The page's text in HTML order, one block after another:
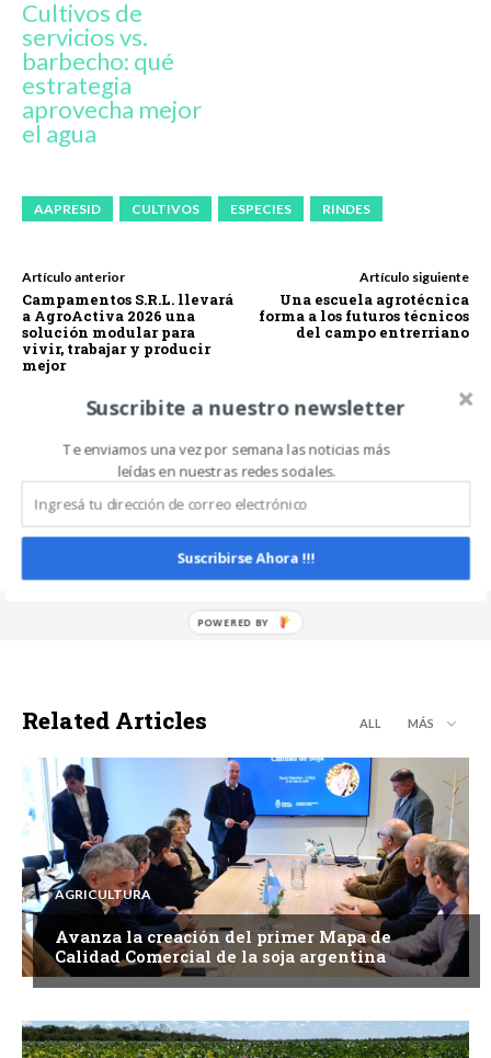
Cultivos de
servicios vs.
barbecho: qué
estrategia
aprovecha mejor
el agua
AAPRESID CULTIVOS ESPECIES RINDES
Artículo anterior
Campamentos S.R.L. llevará
a AgroActiva 2026 una
solución modular para
vivir, trabajar y producir
mejor
Artículo siguiente
Una escuela agrotécnica
forma a los futuros técnicos
del campo entrerriano
Carlos Oliveira Espil
https://www.noticiasdecampo.com/
Related Articles ALL MÁS
AGRICULTURA
Avanza la creación del primer Mapa de
Calidad Comercial de la soja argentina
Suscribite a nuestro newsletter
Te enviamos una vez por semana las noticias más
leídas en nuestras redes sociales.
Suscribirse Ahora !!!